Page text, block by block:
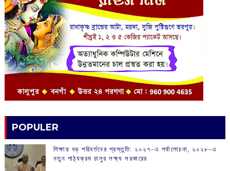
POPULER
শিক্ষায় বড় পরিবর্তনের প্রস্তুতি: ২০২৭-এ পর্যালোচনা, ২০২৮-এ
নতুন পাঠ্যক্রম চালুর লক্ষ্য সরকারের